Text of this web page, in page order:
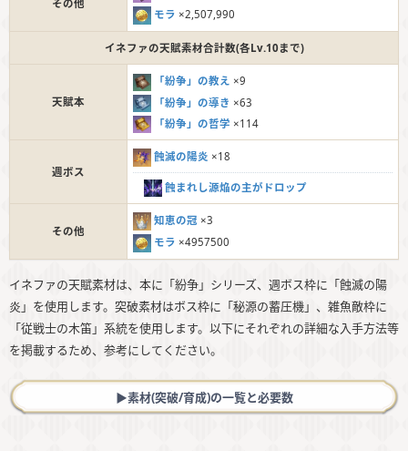
その他
モラ ×2,507,990
イネファの天賦素材合計数(各Lv.10まで)
天賦本
「紛争」の教え ×9
「紛争」の導き ×63
「紛争」の哲学 ×114
週ボス
蝕滅の陽炎 ×18
蝕まれし源焔の主がドロップ
その他
知恵の冠 ×3
モラ ×4957500
イネファの天賦素材は、本に「紛争」シリーズ、週ボス枠に「蝕滅の陽
炎」を使用します。突破素材はボス枠に「秘源の蓄圧機」、雑魚敵枠に
「従戦士の木笛」系統を使用します。以下にそれぞれの詳細な入手方法等
を掲載するため、参考にしてください。
▶︎素材(突破/育成)の一覧と必要数